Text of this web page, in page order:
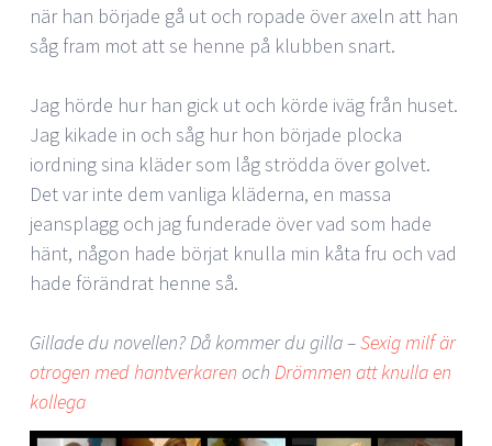
när han började gå ut och ropade över axeln att han
såg fram mot att se henne på klubben snart.
Jag hörde hur han gick ut och körde iväg från huset.
Jag kikade in och såg hur hon började plocka
iordning sina kläder som låg strödda över golvet.
Det var inte dem vanliga kläderna, en massa
jeansplagg och jag funderade över vad som hade
hänt, någon hade börjat knulla min kåta fru och vad
hade förändrat henne så.
Gillade du novellen? Då kommer du gilla –Sexig milf är
otrogen med hantverkaren och Drömmen att knulla en
kollega